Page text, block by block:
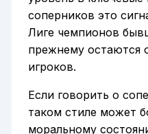
соперников это
Лиге чемпионов
прежнему остаются
игроков.
Если говорить о
таком стиле может
моральному